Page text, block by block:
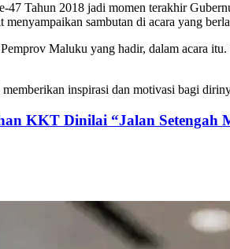
Tahun 2018 jadi momen terakhir
sambutan di acara yang
Maluku yang hadir, dalam acara
inspirasi dan motivasi bagi
KKT Dinilai “Jalan Setengah